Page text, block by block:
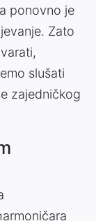
ponovno je
Zato
slušati
zajedničkog